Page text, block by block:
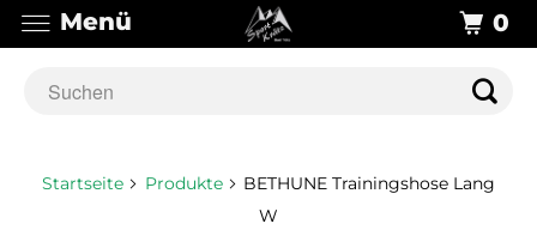
Startseite Produkte
BETHUNE Trainingshose Lang
W
Menü 0